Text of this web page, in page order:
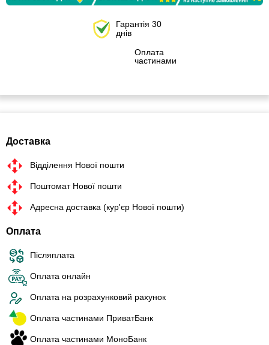
Гарантія 30
днів
Оплата
частинами
Доставка
Відділення Нової пошти
Поштомат Нової пошти
Адресна доставка (кур'єр Нової пошти)
Оплата
Післяплата
Оплата онлайн
Оплата на розрахунковий рахунок
Оплата частинами ПриватБанк
Оплата частинами МоноБанк